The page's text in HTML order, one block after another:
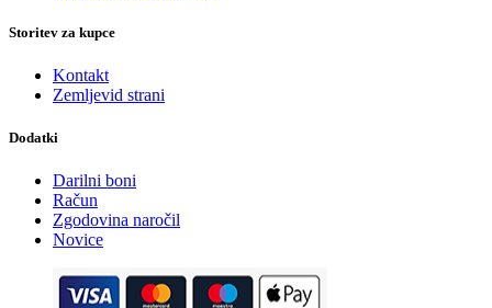
Storitev za kupce
Kontakt
Zemljevid strani
Dodatki
Darilni boni
Račun
Zgodovina naročil
Novice